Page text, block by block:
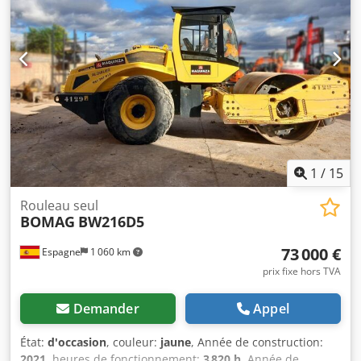
1 / 15
Espagne 1 060 km
Rouleau seul
BOMAG BW216D5
73 000 €
prix fixe hors TVA
Demander Appel
État: d'occasion, couleur: jaune, Année de construction: